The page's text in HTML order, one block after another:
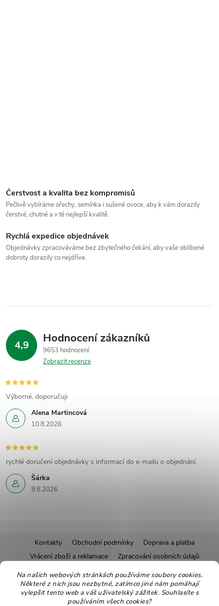
Na našich webových stránkách používáme soubory cookies.
Některé z nich jsou nezbytné, zatímco jiné nám pomáhají
vylepšit tento web a váš uživatelský zážitek. Souhlasíte s
používáním všech cookies?
Čerstvost a kvalita bez kompromisů
Pečlivě vybíráme ořechy, semínka i sušené ovoce, aby k vám dorazily
čerstvé, chutné a v té nejlepší kvalitě.
Rychlá expedice objednávek
Objednávky zpracováváme bez zbytečného čekání, aby vaše oblíbené
dobroty dorazily co nejdříve.
4,9 Hodnocení zákazníků
9653 hodnocení
Zobrazit recenze
Alena Martincová
10.8.2026
Výborné, doporučuji
Šárka
9.8.2026
rychlé doručení objednávky s informací do e-mailu o objednání.
á
Kontakty Obchodní podmínky
Doprava a platba
Vrácení zboží a reklamace
Zpracování osobních údajů
Pravidla soutěží
Affiliate program
Recepty
Pro nové dodavatele
Ekologické balení Moje objednávka